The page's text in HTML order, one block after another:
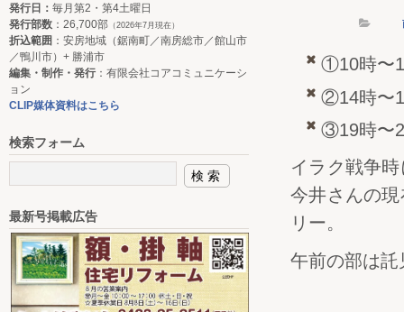
①10時〜
②14時〜
③19時〜
イラク戦争
今井さんの
リー。
午前の部は
発行日： 毎月第2・第4土曜日
発行部数 ：26,700部 （2026年7月現在）
折込範囲 ：安房地域（鋸南町／南房総市／館山市
／鴨川市）+ 勝浦市
編集・制作・発行：有限会社コアコミュニケーシ
ョン
CLIP媒体資料はこちら
検索フォーム
最新号掲載広告